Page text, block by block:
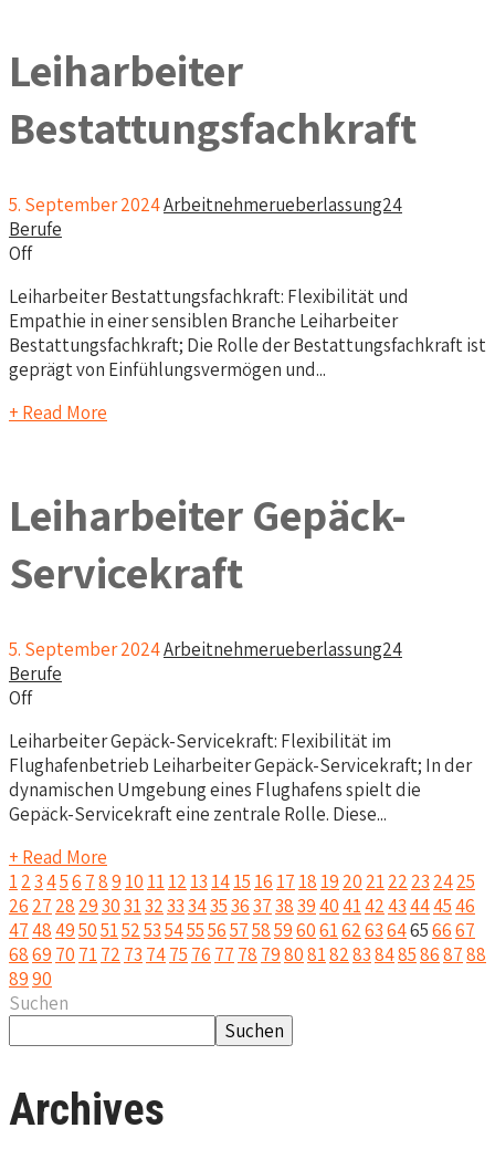
Leiharbeiter
Bestattungsfachkraft
5. September 2024Arbeitnehmerueberlassung24
Berufe
Off
Leiharbeiter Bestattungsfachkraft: Flexibilität und
Empathie in einer sensiblen Branche Leiharbeiter
Bestattungsfachkraft; Die Rolle der Bestattungsfachkraft ist
geprägt von Einfühlungsvermögen und...
+ Read More
Leiharbeiter Gepäck-
Servicekraft
5. September 2024Arbeitnehmerueberlassung24
Berufe
Off
Leiharbeiter Gepäck-Servicekraft: Flexibilität im
Flughafenbetrieb Leiharbeiter Gepäck-Servicekraft; In der
dynamischen Umgebung eines Flughafens spielt die
Gepäck-Servicekraft eine zentrale Rolle. Diese...
+ Read More
1 23456 789 10 11 12 13 1415 16 17 18 19 20 21 22 23 2425
26 27 28 293031323334353637383940414243444546
474849505152535455565758596061626364656667
6869 70 71 72 73 7475 76 77 78 79808182838485868788
8990
Suchen
Suchen
Archives